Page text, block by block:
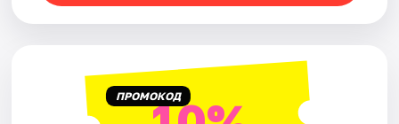
ПРОМОКОД